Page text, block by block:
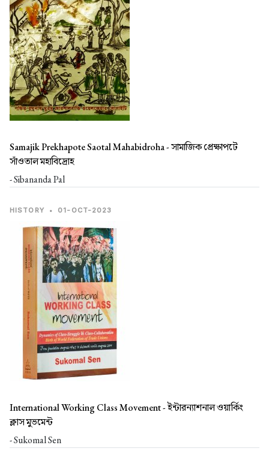
Samajik Prekhapote Saotal Mahabidroha -সামাজিক প্রেক্ষাপটে
সাঁওতাল মহাবিদ্রোহ
- Sibananda Pal
HISTORY • 01-OCT-2023
International Working Class Movement -ইন্টারন্যাশনাল ওয়ার্কিং
ক্লাস মুভমেন্ট
- Sukomal Sen